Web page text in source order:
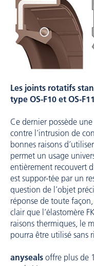
Les joints rotatifs
type OS-F10 et OS-
Ce dernier possède
contre l’intrusion de
bonnes raisons
permet un usage
entièrement recouvert
est suppor-tée par un
question de l’objet
réponse de toute
clair que l’élastomère
raisons thermiques, le
pourra être utilisé sans
anyseals offre plus de